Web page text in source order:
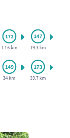
17.6 km 19.3 km
34 km 39.7 km